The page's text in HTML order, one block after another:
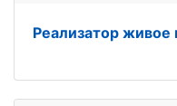
Реализатор